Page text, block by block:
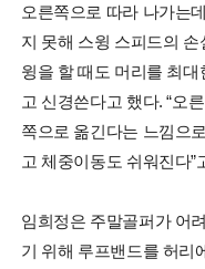
오른쪽으로 따라 나가는
지 못해 스윙 스피드의
윙을 할 때도 머리를 최
고 신경쓴다고 했다. “오
쪽으로 옮긴다는 느낌으
고 체중이동도 쉬워진다”
임희정은 주말골퍼가 어
기 위해 루프밴드를 허리